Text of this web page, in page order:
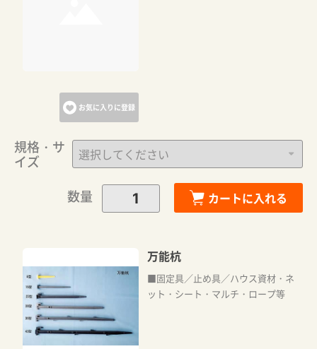
お気に入りに登録
規格・サ
イズ
数量
カートに入れる
万能杭
■固定具／止め具／ハウス資材・ネ
ット・シート・マルチ・ロープ等